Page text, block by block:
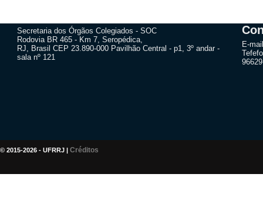
Secretaria dos Órgãos Colegiados - SOC
Rodovia BR 465 - Km 7, Seropédica,
RJ, Brasil CEP 23.890-000 Pavilhão Central - p1, 3º andar -
sala nº 121
E-
© 2015-2026 - UFRRJ | Créditos